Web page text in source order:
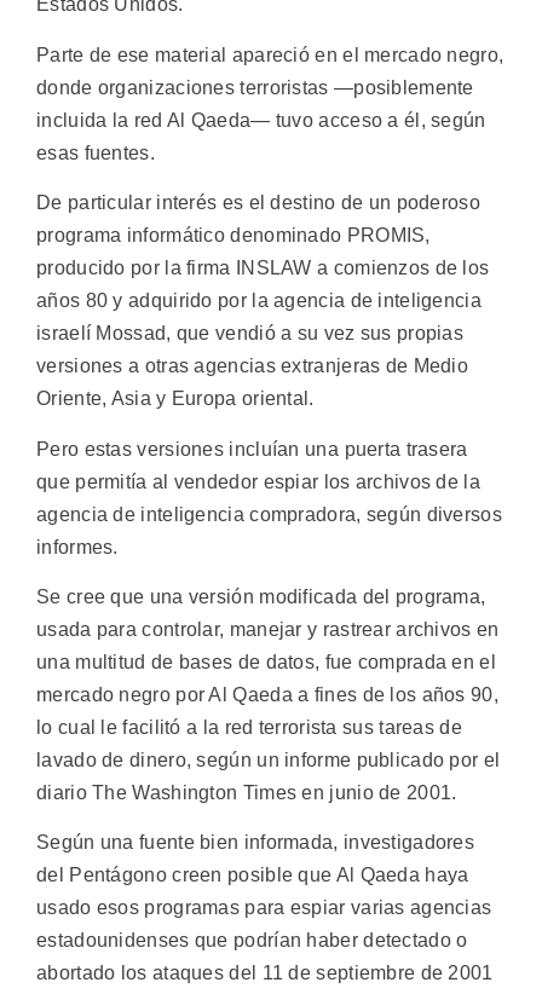
Estados Unidos.
Parte de ese material apareció en el mercado negro,
donde organizaciones terroristas —posiblemente
incluida la red Al Qaeda— tuvo acceso a él, según
esas fuentes.
De particular interés es el destino de un poderoso
programa informático denominado PROMIS,
producido por la firma INSLAW a comienzos de los
años 80 y adquirido por la agencia de inteligencia
israelí Mossad, que vendió a su vez sus propias
versiones a otras agencias extranjeras de Medio
Oriente, Asia y Europa oriental.
Pero estas versiones incluían una puerta trasera
que permitía al vendedor espiar los archivos de la
agencia de inteligencia compradora, según diversos
informes.
Se cree que una versión modificada del programa,
usada para controlar, manejar y rastrear archivos en
una multitud de bases de datos, fue comprada en el
mercado negro por Al Qaeda a fines de los años 90,
lo cual le facilitó a la red terrorista sus tareas de
lavado de dinero, según un informe publicado por el
diario The Washington Times en junio de 2001.
Según una fuente bien informada, investigadores
del Pentágono creen posible que Al Qaeda haya
usado esos programas para espiar varias agencias
estadounidenses que podrían haber detectado o
abortado los ataques del 11 de septiembre de 2001